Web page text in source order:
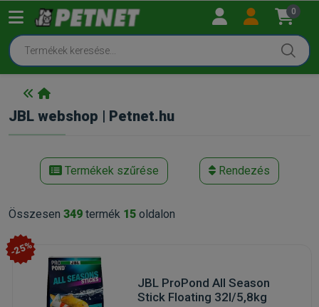
0
JBL webshop | Petnet.hu
Termékek szűrése Rendezés
Összesen 349 termék 15 oldalon
-25%
JBL ProPond All Season
Stick Floating 32l/5,8kg